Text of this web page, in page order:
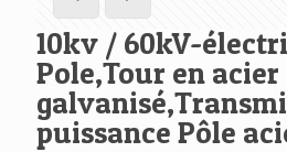
10kv / 60kV-
Pole,Tour en acier
puissance Pôle